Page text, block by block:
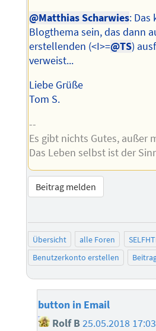
@Matthias Scharwies: Das
Blogthema sein, das dann
erstellenden (<I>=@TS)
verweist...
Liebe Grüße
Tom S.
--
Es gibt nichts Gutes, außer
Das Leben selbst ist der
Beitrag melden
Übersicht alle Foren
Benutzerkonto erstellen
button in Email
Rolf B25.05.2018 17:03